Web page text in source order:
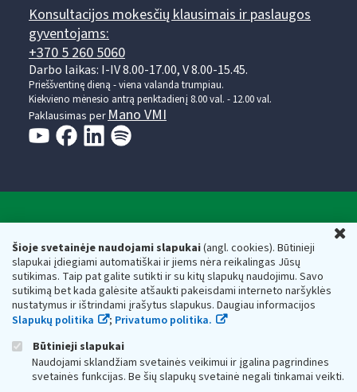
Šioje svetainėje naudojami slapukai(angl. cookies). Būtinieji
slapukai įdiegiami automatiškai ir jiems nėra reikalingas Jūsų
sutikimas. Taip pat galite sutikti ir su kitų slapukų naudojimu. Savo
sutikimą bet kada galėsite atšaukti pakeisdami interneto naršyklės
nustatymus ir ištrindami įrašytus slapukus. Daugiau informacijos
Slapukų politika
; Privatumo politika.
Būtinieji slapukai
Naudojami sklandžiam svetainės veikimui ir įgalina pagrindines
svetainės funkcijas. Be šių slapukų svetainė negali tinkamai veikti.
Konsultacijos mokesčių klausimais ir paslaugos
gyventojams:
+370 5 260 5060
Darbo laikas: I-IV 8.00-17.00, V 8.00-15.45.
Prieššventinę dieną - viena valanda trumpiau.
Kiekvieno mėnesio antrą penktadienį 8.00 val. - 12.00 val.
Paklausimas perMano VMI
Valstybinė mokesčių inspekcija prie Lietuvos
Respublikos finansų ministerijos
Biudžetinė įstaiga. Juridinio asmens kodas — 188659752,
adresas: Vasario 16-osios g. 14, 01107 Vilnius, Lietuva, el.paštas:
vmi@vmi.lt, E. pristatymo dėžutės adresas 188659752
Duomenys apie Valstybinę mokesčių inspekciją prie Lietuvos
Respublikos finansų ministerijos kaupiami ir saugomi Juridinių